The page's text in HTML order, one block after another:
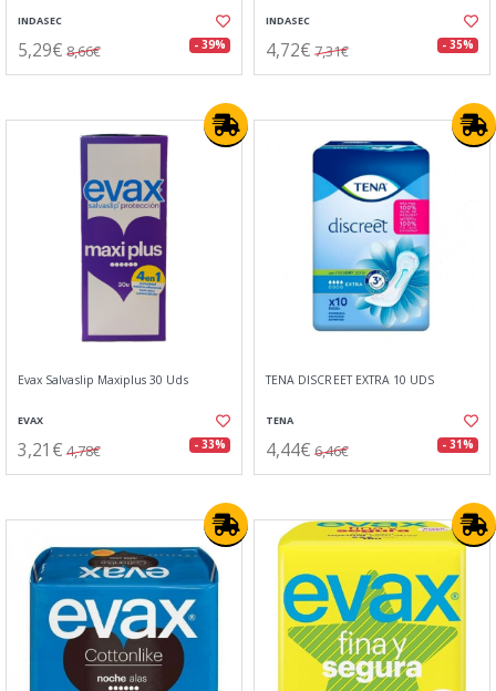
INDASEC
5,29€ 8,66€ - 39%
INDASEC
4,72€ 7,31€ - 35%
Evax Salvaslip Maxiplus 30 Uds
EVAX
3,21€ 4,78€ - 33%
TENA DISCREET EXTRA 10 UDS
TENA
4,44€ 6,46€ - 31%